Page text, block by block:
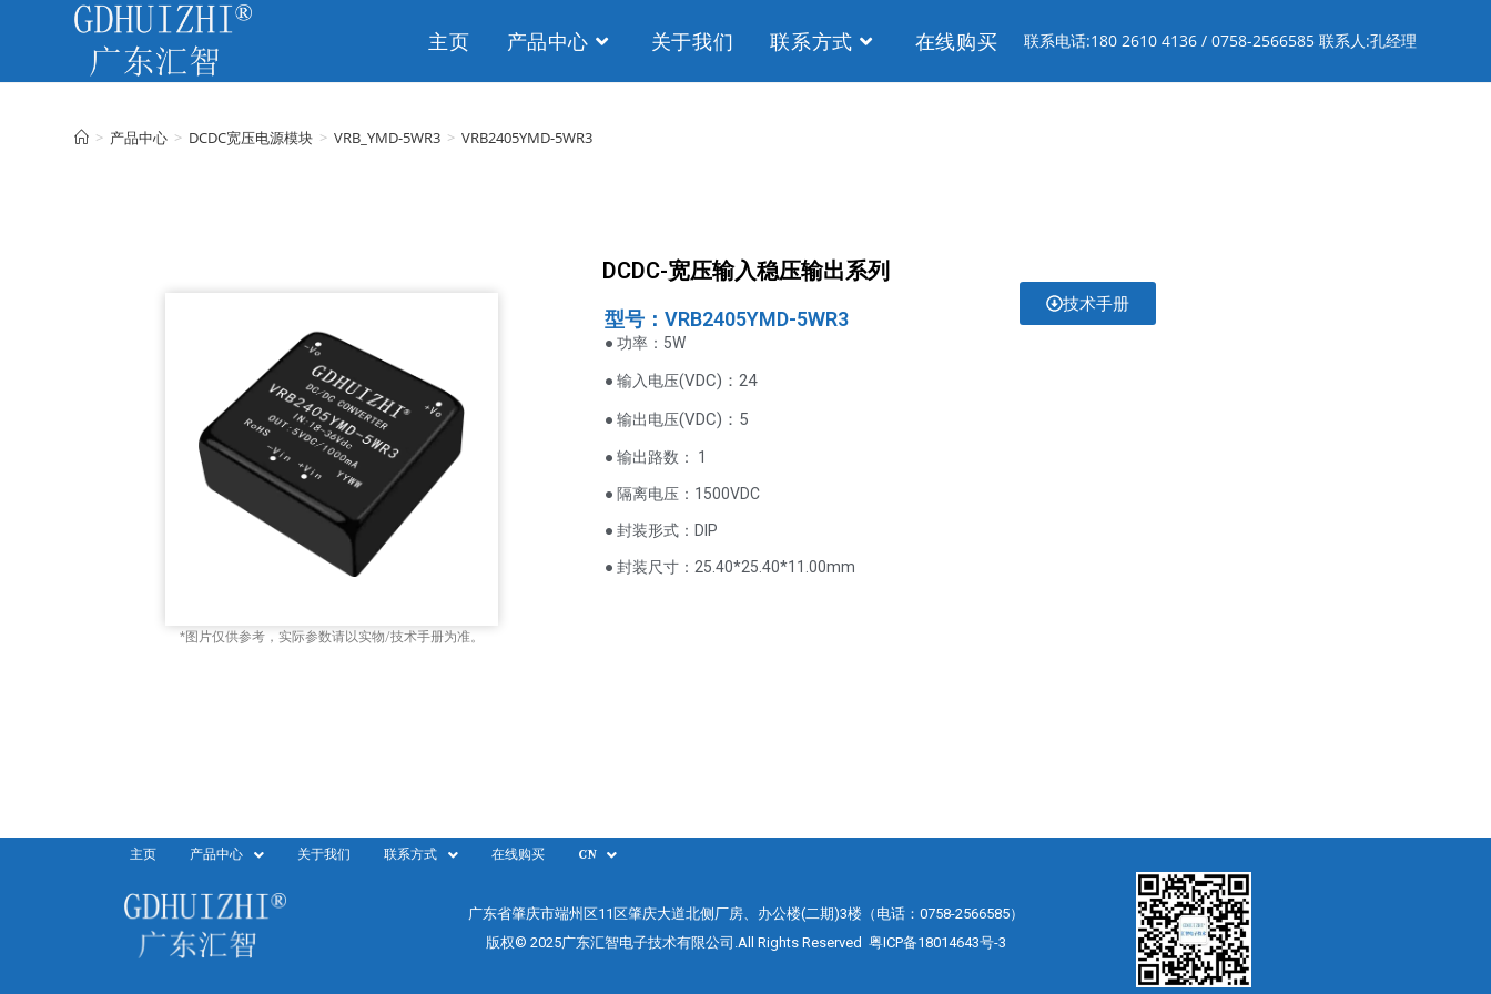
联系电话:180 2610 4136 / 0758-2566585 联系人:孔经理
主页 产品中心 关于我们 联系方式 在线购买
> 产品中心 > DCDC宽压电源模块 > VRB_YMD-5WR3 > VRB2405YMD-5WR3
DCDC-宽压输入稳压输出系列
*图片仅供参考，实际参数请以实物/技术手册为准。
型号：VRB2405YMD-5WR3
● 功率：5W
● 输入电压(VDC)：24
● 输出电压(VDC) ：5
● 输出路数： 1
● 隔离电压：1500VDC
● 封装形式：DIP
● 封装尺寸：25.40*25.40*11.00mm
技术手册
主页 产品中心 关于我们 联系方式 在线购买 CN
广东省肇庆市端州区11区肇庆大道北侧厂房、办公楼(二期)3楼（电话：0758-2566585）
版权© 2025广东汇智电子技术有限公司.All Rights Reserved 粤ICP备18014643号-3